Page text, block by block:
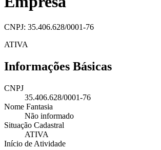
CNPJ: 35.406.628/0001-76
ATIVA
Informações Básicas
CNPJ
35.406.628/0001-76
Nome Fantasia
Não informado
Situação Cadastral
ATIVA
Início de Atividade